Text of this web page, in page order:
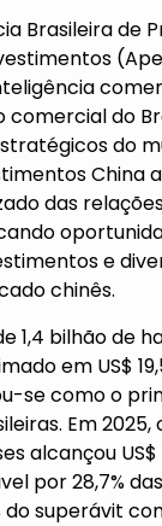
Brasileira de
do
do
China
das
e
chinês.
1,4 bilhão de
em US$
se como o
Em
alcançou US$
por 28,7%
do superávit